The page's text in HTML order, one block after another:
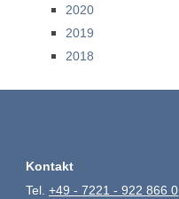
2020
2019
2018
Kontakt
Tel.+49 - 7221 - 922 866 0